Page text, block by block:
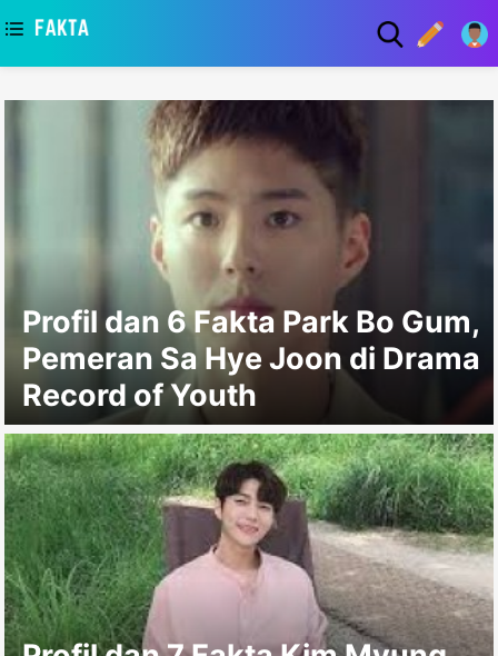
Profil dan 6 Fakta Park Bo Gum,
Pemeran Sa Hye Joon di Drama
Record of Youth